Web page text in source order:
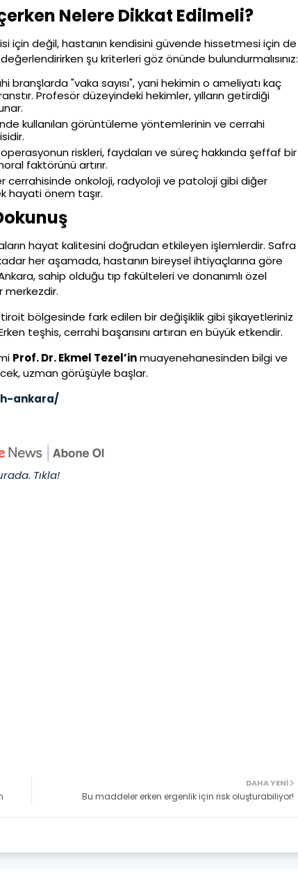
Nelere Dikkat Edilmeli?
için değil, hastanın kendisini güvende hissetmesi için de
şu kriterleri göz önünde bulundurmalısınız:
branşlarda "vaka sayısı", yani hekimin o ameliyatı kaç
Profesör düzeyindeki hekimler, yılların getirdiği
kullanılan görüntüleme yöntemlerinin ve cerrahi
riskleri, faydaları ve süreç hakkında şeffaf bir
faktörünü artırır.
cerrahisinde onkoloji, radyoloji ve patoloji gibi diğer
hayati önem taşır.
hayat kalitesini doğrudan etkileyen işlemlerdir. Safra
her aşamada, hastanın bireysel ihtiyaçlarına göre
sahip olduğu tıp fakülteleri ve donanımlı özel
merkezdir.
tiroit bölgesinde fark edilen bir değişiklik gibi şikayetleriniz
teşhis, cerrahi başarısını artıran en büyük etkendir.
Prof. Dr. Ekmel Tezel’inmuayenehanesinden bilgi ve
uzman görüşüyle başlar.
ankara/
Tıkla!
DAHA YENI
Bu maddeler erken ergenlik için risk oluşturabiliyor!